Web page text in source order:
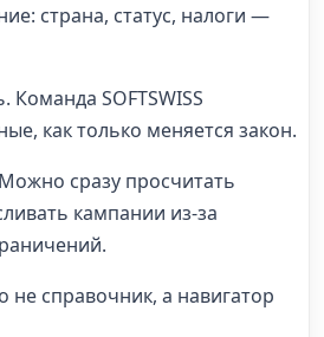
страна, статус, налоги —
Команда SOFTSWISS
как только меняется закон.
сразу просчитать
кампании из-за
не справочник, а навигатор